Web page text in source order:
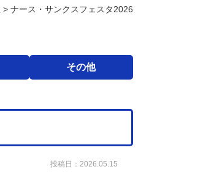
> ナース・サンクスフェスタ2026
その他
投稿日：2026.05.15